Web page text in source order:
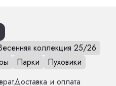
а также
что пуховики с
лаконичные модели с
коллекция 25/26
Парки
Пуховики
Доставка и оплата